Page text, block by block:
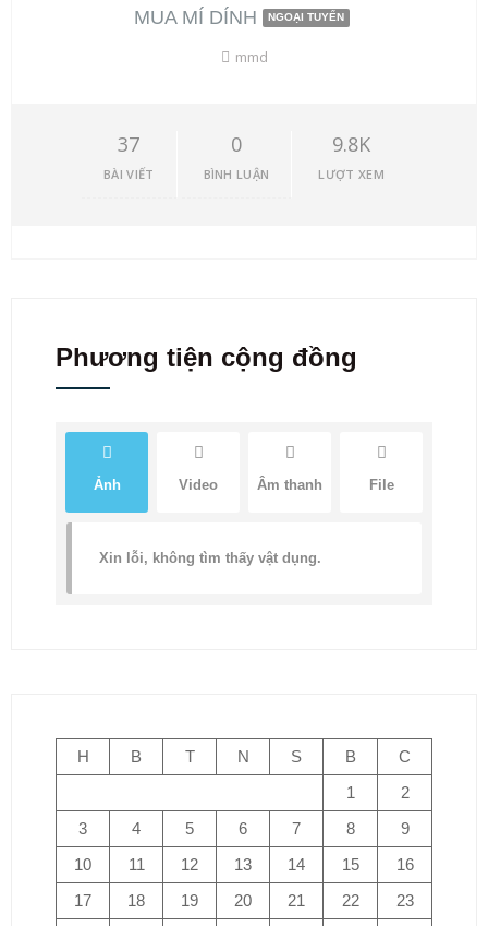
MUA MÍ DÍNH NGOẠI TUYẾN
mmd
37
BÀI VIẾT
0
BÌNH LUẬN
9.8K
LƯỢT XEM
Phương tiện cộng đồng
Ảnh Video Âm thanh File
Xin lỗi, không tìm thấy vật dụng.
H B T N S B
C
1
2
3
4 5 6 7 8
9
10
11 12 13 14 15
16
17
18 19 20 21 22
23